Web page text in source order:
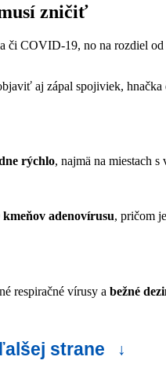
zničiť
či COVID-19, no na rozdiel od
aj zápal spojiviek,
rýchlo, najmä na miestach
adenovírusu, pričom
respiračné vírusy a bežné
strane ↓